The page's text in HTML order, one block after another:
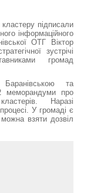
підписали
інформаційного
ОТГ Віктор
зустрічі
громад
та
меморандуми про
Наразі
У громаді є
взяти дозвіл